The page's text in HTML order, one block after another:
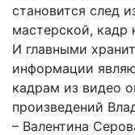
становится след
мастерской, кадр
И главными
информации
кадрам из видео
произведений
– Валентина